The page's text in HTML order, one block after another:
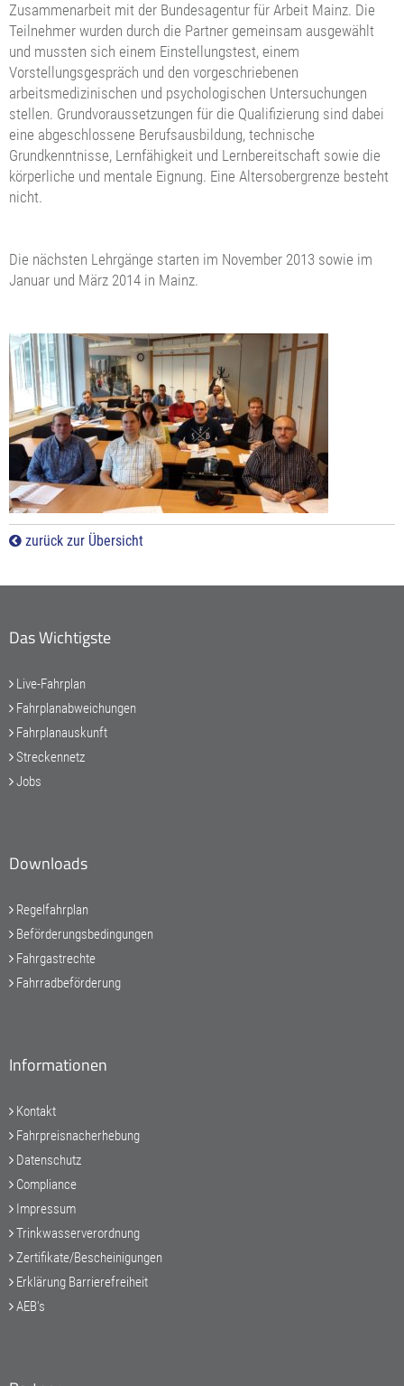
Zusammenarbeit mit der Bundesagentur für Arbeit Mainz. Die
Teilnehmer wurden durch die Partner gemeinsam ausgewählt
und mussten sich einem Einstellungstest, einem
Vorstellungsgespräch und den vorgeschriebenen
arbeitsmedizinischen und psychologischen Untersuchungen
stellen. Grundvoraussetzungen für die Qualifizierung sind dabei
eine abgeschlossene Berufsausbildung, technische
Grundkenntnisse, Lernfähigkeit und Lernbereitschaft sowie die
körperliche und mentale Eignung. Eine Altersobergrenze besteht
nicht.
Die nächsten Lehrgänge starten im November 2013 sowie im
Januar und März 2014 in Mainz.
zurück zur Übersicht
Das Wichtigste
Live-Fahrplan
Fahrplanabweichungen
Fahrplanauskunft
Streckennetz
Jobs
Downloads
Regelfahrplan
Beförderungsbedingungen
Fahrgastrechte
Fahrradbeförderung
Informationen
Kontakt
Fahrpreisnacherhebung
Datenschutz
Compliance
Impressum
Trinkwasserverordnung
Zertifikate/Bescheinigungen
Erklärung Barrierefreiheit
AEB's